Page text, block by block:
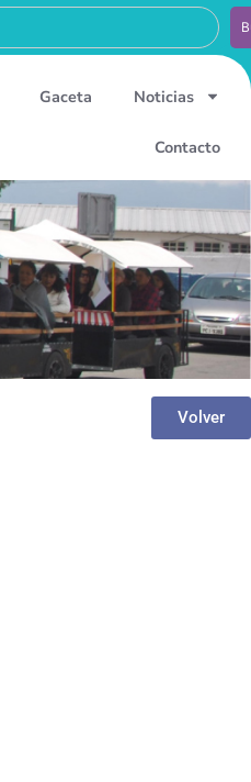
Gaceta Noticias
Contacto
Volver